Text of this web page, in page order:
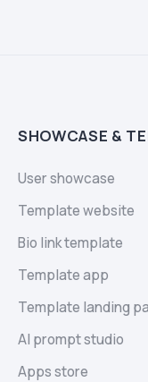
SHOWCASE &
User showcase
Template website
Bio link template
Template app
Template landing
AI prompt studio
Apps store